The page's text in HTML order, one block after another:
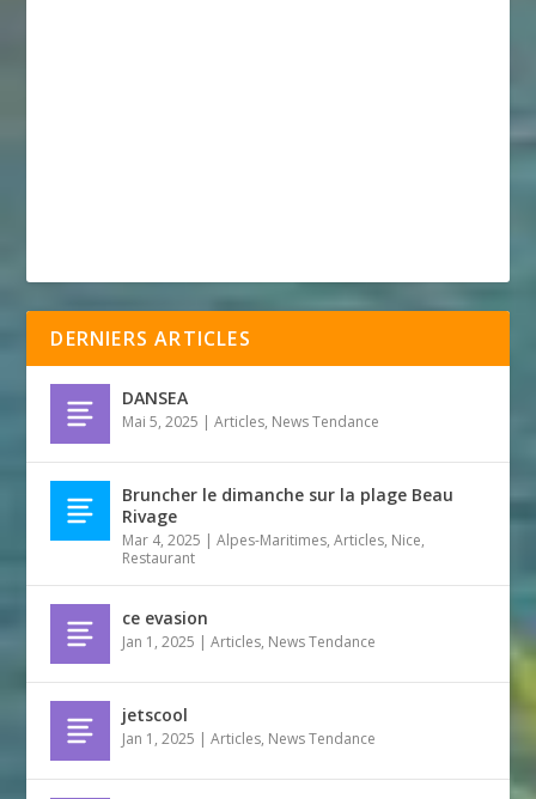
DERNIERS ARTICLES
DANSEA
Mai 5, 2025 |Articles, News Tendance
Bruncher le dimanche sur la plage Beau
Rivage
Mar 4, 2025 |Alpes-Maritimes,Articles, Nice,
Restaurant
ce evasion
Jan 1, 2025 |Articles, News Tendance
jetscool
Jan 1, 2025 |Articles, News Tendance